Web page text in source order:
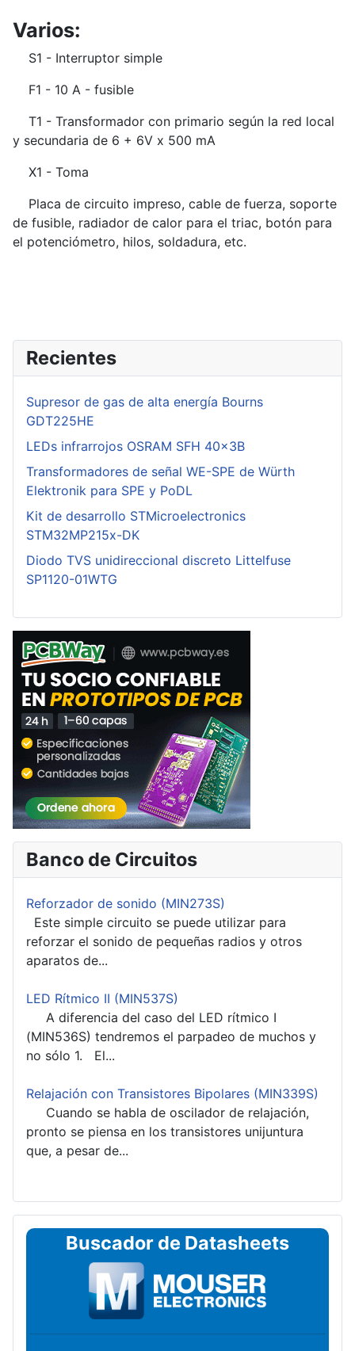
Varios:
S1 - Interruptor simple
F1 - 10 A - fusible
T1 - Transformador con primario según la red local
y secundaria de 6 + 6V x 500 mA
X1 - Toma
Placa de circuito impreso, cable de fuerza, soporte
de fusible, radiador de calor para el triac, botón para
el potenciómetro, hilos, soldadura, etc.
Recientes
Supresor de gas de alta energía Bourns
GDT225HE
LEDs infrarrojos OSRAM SFH 40x3B
Transformadores de señal WE-SPE de Würth
Elektronik para SPE y PoDL
Kit de desarrollo STMicroelectronics
STM32MP215x-DK
Diodo TVS unidireccional discreto Littelfuse
SP1120-01WTG
Banco de Circuitos
Reforzador de sonido (MIN273S)
Este simple circuito se puede utilizar para
reforzar el sonido de pequeñas radios y otros
aparatos de...
LED Rítmico II (MIN537S)
A diferencia del caso del LED rítmico I
(MIN536S) tendremos el parpadeo de muchos y
no sólo 1. El...
Relajación con Transistores Bipolares (MIN339S)
Cuando se habla de oscilador de relajación,
pronto se piensa en los transistores unijuntura
que, a pesar de...
Buscador de Datasheets